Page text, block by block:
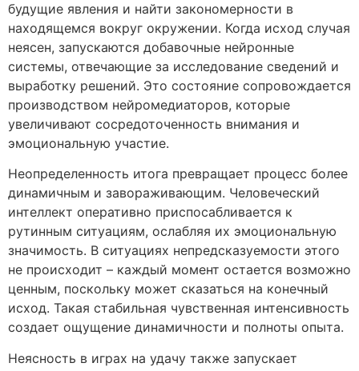
будущие явления и найти закономерности в
находящемся вокруг окружении. Когда исход случая
неясен, запускаются добавочные нейронные
системы, отвечающие за исследование сведений и
выработку решений. Это состояние сопровождается
производством нейромедиаторов, которые
увеличивают сосредоточенность внимания и
эмоциональную участие.
Неопределенность итога превращает процесс более
динамичным и завораживающим. Человеческий
интеллект оперативно приспосабливается к
рутинным ситуациям, ослабляя их эмоциональную
значимость. В ситуациях непредсказуемости этого
не происходит – каждый момент остается возможно
ценным, поскольку может сказаться на конечный
исход. Такая стабильная чувственная интенсивность
создает ощущение динамичности и полноты опыта.
Неясность в играх на удачу также запускает